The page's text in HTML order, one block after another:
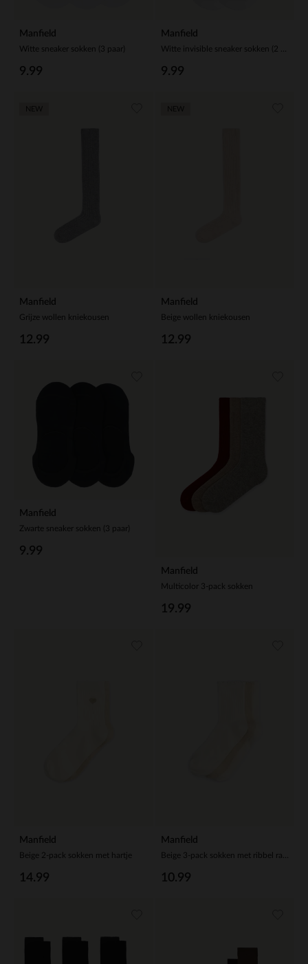
Manfield
Witte sneaker sokken (3 paar)
9.99
Manfield
9.99
Manfield
Grijze wollen kniekousen
12.99
Manfield
Beige wollen kniekousen
12.99
Manfield
Zwarte sneaker sokken (3 paar)
9.99
Manfield
Multicolor 3-pack sokken
19.99
Manfield
Beige 2-pack sokken met hartje
14.99
Manfield
10.99